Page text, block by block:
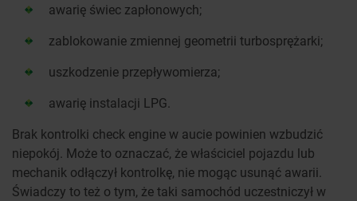
awarię świec zapłonowych;
zablokowanie zmiennej geometrii turbosprężarki;
uszkodzenie przepływomierza;
awarię instalacji LPG.
Brak kontrolki check engine w aucie powinien wzbudzić
niepokój. Może to oznaczać, że właściciel pojazdu lub
mechanik odłączył kontrolkę, nie mogąc usunąć awarii.
Świadczy to też o tym, że taki samochód uczestniczył w